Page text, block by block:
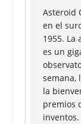
Asteroid
en el
1955. La
es un
semana,
la
premios